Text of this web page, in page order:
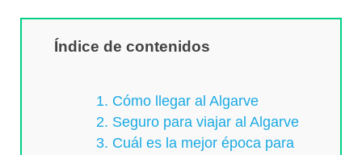
Índice de contenidos
1. Cómo llegar al Algarve
2. Seguro para viajar al Algarve
3. Cuál es la mejor época para